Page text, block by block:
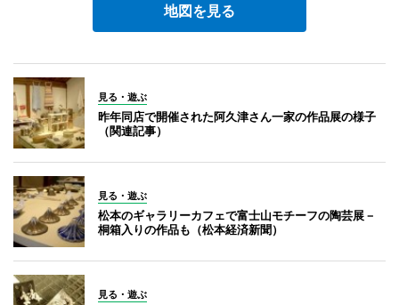
地図を見る
見る・遊ぶ
昨年同店で開催された阿久津さん一家の作品展の様子
（関連記事）
見る・遊ぶ
松本のギャラリーカフェで富士山モチーフの陶芸展－
桐箱入りの作品も（松本経済新聞）
見る・遊ぶ